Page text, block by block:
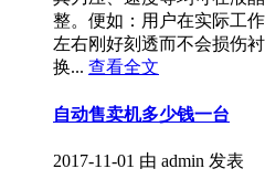
整。便如：用户在实际工
左右刚好刻透而不会损伤
换... 查看全文
自动售卖机多少钱一台
2017-11-01 由 admin 发表